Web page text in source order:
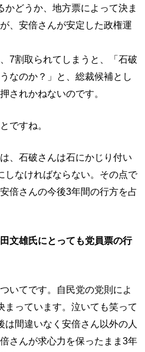
かどうか、地方票によって決ま
、安倍さんが安定した政権運
7割取られてしまうと、「石破
なのか？」と、総裁候補とし
されかねないのです。
ですね。
、石破さんは石にかじり付い
しなければならない。その点で
倍さんの今後3年間の行方を占
文雄氏にとっても党員票の行
いてです。自民党の党則によ
まっています。泣いても笑って
は間違いなく安倍さん以外の人
さんが求心力を保ったまま3年